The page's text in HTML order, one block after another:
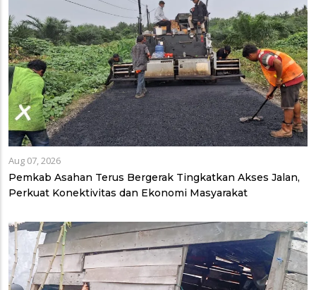
Aug 07, 2026
Pemkab Asahan Terus Bergerak Tingkatkan Akses Jalan,
Perkuat Konektivitas dan Ekonomi Masyarakat